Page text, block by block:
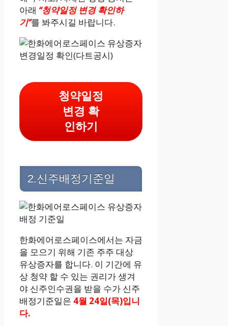
아래 “청약일정 변경 확인하
기”를 봐주시길 바랍니다.
청약일정
변경 확
인하기
2.신주배정기준일
한화에어로스페이스에서는 자금
을 모으기 위해 기존 주주 대상
유상증자를 합니다. 이 기간에 유
상 청약 할 수 있는 권리가 생겨
야 신주인수권을 받을 수가 신주
배정기준일은 4월 24일(목)입니
다.